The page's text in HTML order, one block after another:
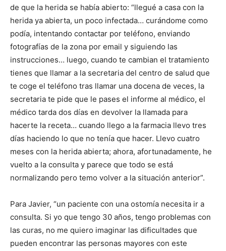
de que la herida se había abierto: “llegué a casa con la
herida ya abierta, un poco infectada… curándome como
podía, intentando contactar por teléfono, enviando
fotografías de la zona por email y siguiendo las
instrucciones… luego, cuando te cambian el tratamiento
tienes que llamar a la secretaria del centro de salud que
te coge el teléfono tras llamar una docena de veces, la
secretaria te pide que le pases el informe al médico, el
médico tarda dos días en devolver la llamada para
hacerte la receta… cuando llego a la farmacia llevo tres
días haciendo lo que no tenía que hacer. Llevo cuatro
meses con la herida abierta; ahora, afortunadamente, he
vuelto a la consulta y parece que todo se está
normalizando pero temo volver a la situación anterior”.
Para Javier, “un paciente con una ostomía necesita ir a
consulta. Si yo que tengo 30 años, tengo problemas con
las curas, no me quiero imaginar las dificultades que
pueden encontrar las personas mayores con este